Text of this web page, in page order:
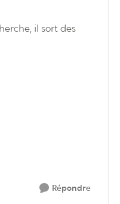
il sort des
Répondre